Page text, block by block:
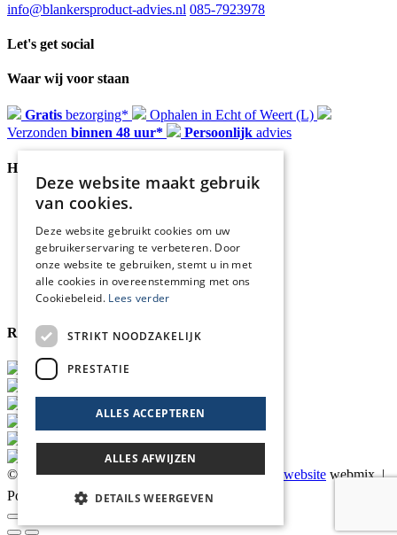
info@blankersproduct-advies.nl 085-7923978
Let's get social
Waar wij voor staan
Gratis bezorging*
Ophalen in Echt of Weert (L)
Verzonden binnen 48 uur* Persoonlijk advies
Handige Links
Home
Over ons
Blog
Privacyverklaring
Retour- en terugbetalingsbeleid
Cookies
Reviewmerk
© 2026 Blankers Product & Advies |Maatwerk website webmix |
Powered by
Marker Media
Deze website maakt gebruik
van cookies.
Deze website gebruikt cookies om uw
gebruikerservaring te verbeteren. Door
onze website te gebruiken, stemt u in met
alle cookies in overeenstemming met ons
Cookiebeleid. Lees verder
STRIKT NOODZAKELIJK
PRESTATIE
ALLES ACCEPTEREN
ALLES AFWIJZEN
DETAILS WEERGEVEN